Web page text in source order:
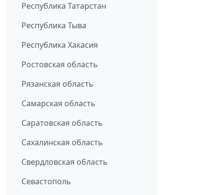
Республика Татарстан
Республика Тыва
Республика Хакасия
Ростовская область
Рязанская область
Самарская область
Саратовская область
Сахалинская область
Свердловская область
Севастополь